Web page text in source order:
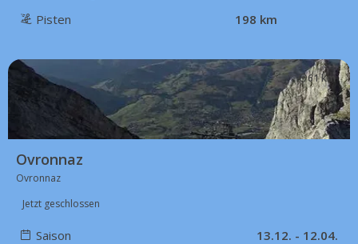
Pisten
198 km
61 km
Ovronnaz
Ovronnaz
Jetzt geschlossen
Saison
13.12. - 12.04.